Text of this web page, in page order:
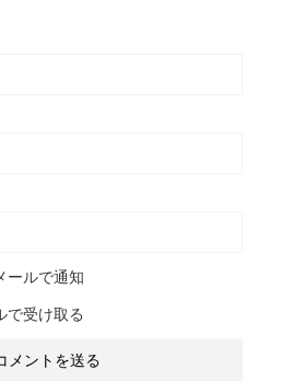
ールで通知
で受け取る